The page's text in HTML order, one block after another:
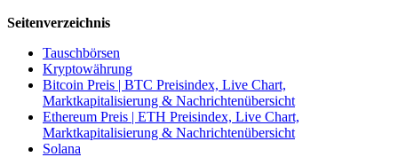
Seitenverzeichnis
Tauschbörsen
Kryptowährung
Bitcoin Preis | BTC Preisindex, Live Chart,
Marktkapitalisierung & Nachrichtenübersicht
Ethereum Preis | ETH Preisindex, Live Chart,
Marktkapitalisierung & Nachrichtenübersicht
Solana